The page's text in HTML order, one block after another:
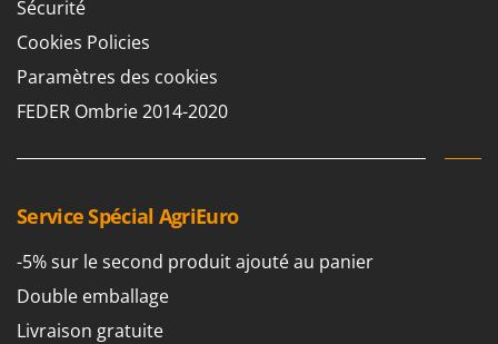
Tre Spade
Trev - Abrek - TecnoVIR
Trotec
Troy-Bilt
Unger
V
Verdemax
Vesco
Sécurité
Cookies Policies
Paramètres des cookies
FEDER Ombrie 2014-2020
Service Spécial AgriEuro
-5% sur le second produit ajouté au panier
Double emballage
Livraison gratuite